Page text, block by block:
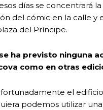
días se concentrará
del cómic en la calle y
del Príncipe.
ha previsto ninguna
como en otras
el
podemos utilizar